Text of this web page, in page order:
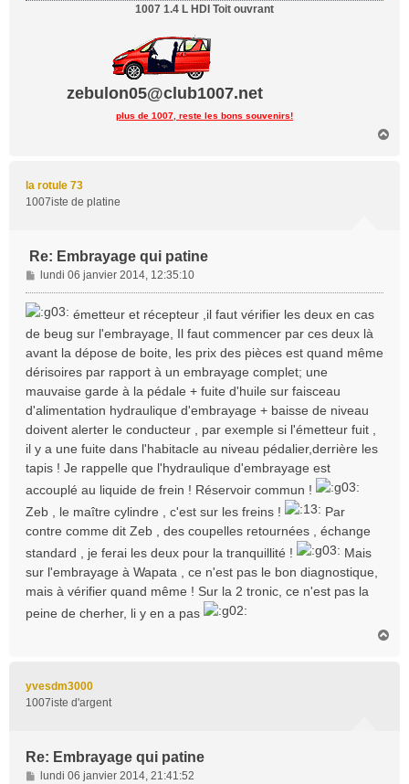
1007 1.4 L HDI Toit ouvrant
zebulon05@club1007.net
plus de 1007, reste les bons souvenirs!
la rotule 73
1007iste de platine
Re: Embrayage qui patine
M
e
s
a
g
e
lundi 06 janvier 2014, 12:35:10
émetteur et récepteur ,il faut vérifier les deux en cas
de beug sur l'embrayage, Il faut commencer par ces deux là
avant la dépose de boite, les prix des pièces est quand même
dérisoires par rapport à un embrayage complet; une
mauvaise garde à la pédale + fuite d'huile sur faisceau
d'alimentation hydraulique d'embrayage + baisse de niveau
doivent alerter le conducteur , par exemple si l'émetteur fuit ,
il y a une fuite dans l'habitacle au niveau pédalier,derrière les
tapis ! Je rappelle que l'hydraulique d'embrayage est
accouplé au liquide de frein ! Réservoir commun !
Zeb , le maître cylindre , c'est sur les freins !
Par
contre comme dit Zeb , des coupelles retournées , échange
standard , je ferai les deux pour la tranquillité !
Mais
sur l'embrayage à Wapata , ce n'est pas le bon diagnostique,
mais à vérifier quand même ! Sur la 2 tronic, ce n'est pas la
peine de cherher, li y en a pas
yvesdm3000
1007iste d'argent
Re: Embrayage qui patine
Mlundi 06 janvier 2014, 21:41:52